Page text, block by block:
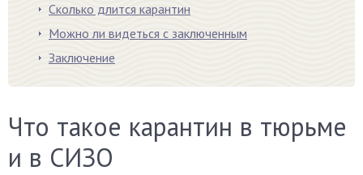
Сколько длится карантин
Можно ли видеться с заключенным
Заключение
Что такое карантин в тюрьме
и в СИЗО